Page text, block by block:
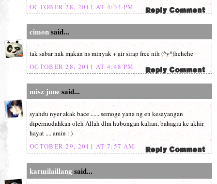
OCTOBER 28, 2011 AT 4:34 PM
cimonsaid...
tak sabar nak makan ns minyak + air sirap free nih (^v^)hehehe
OCTOBER 28, 2011 AT 4:48 PM
misz june said...
syahdu nyer akak bace ...... semoge yana ng en kesayangan
dipermudahkan oleh Allah dlm hubungan kalian, bahagia ke akhir
hayat .... amin : )
OCTOBER 29, 2011 AT 7:57 AM
karmilaillang said...